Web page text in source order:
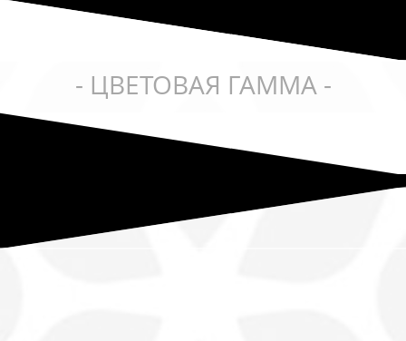
- ЦВЕТОВАЯ ГАММА -